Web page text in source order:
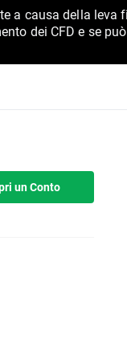
a causa della
dei CFD e se
un Conto